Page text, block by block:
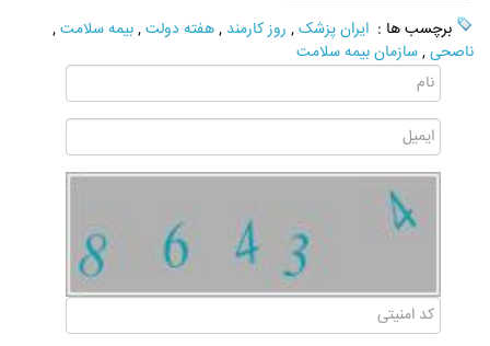
برچسب ها : ایران پزشک, روز کارمند ,هفته دولت,بیمه سلامت,
ناصحی,سازمان بیمه سلامت